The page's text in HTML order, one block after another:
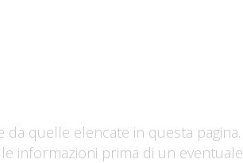
quelle elencate in questa pagina.
informazioni prima di un eventuale